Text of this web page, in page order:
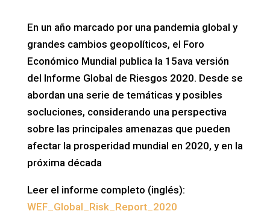
En un año marcado por una pandemia global y
grandes cambios geopolíticos, el Foro
Económico Mundial publica la 15ava versión
del Informe Global de Riesgos 2020. Desde se
abordan una serie de temáticas y posibles
socluciones, considerando una perspectiva
sobre las principales amenazas que pueden
afectar la prosperidad mundial en 2020, y en la
próxima década
Leer el informe completo (inglés):
WEF_Global_Risk_Report_2020